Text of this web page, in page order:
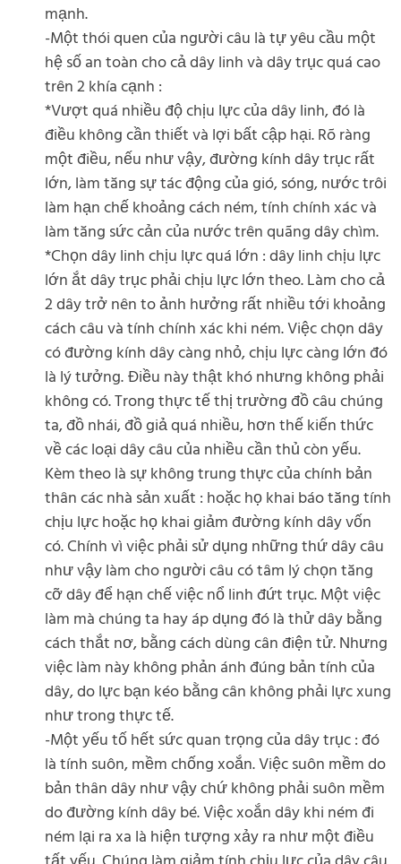
mạnh.
-Một thói quen của người câu là tự yêu cầu một
hệ số an toàn cho cả dây linh và dây trục quá cao
trên 2 khía cạnh :
*Vượt quá nhiều độ chịu lực của dây linh, đó là
điều không cần thiết và lợi bất cập hại. Rõ ràng
một điều, nếu như vậy, đường kính dây trục rất
lớn, làm tăng sự tác động của gió, sóng, nước trôi
làm hạn chế khoảng cách ném, tính chính xác và
làm tăng sức cản của nước trên quãng dây chìm.
*Chọn dây linh chịu lực quá lớn : dây linh chịu lực
lớn ắt dây trục phải chịu lực lớn theo. Làm cho cả
2 dây trở nên to ảnh hưởng rất nhiều tới khoảng
cách câu và tính chính xác khi ném. Việc chọn dây
có đường kính dây càng nhỏ, chịu lực càng lớn đó
là lý tưởng. Điều này thật khó nhưng không phải
không có. Trong thực tế thị trường đồ câu chúng
ta, đồ nhái, đồ giả quá nhiều, hơn thế kiến thức
về các loại dây câu của nhiều cần thủ còn yếu.
Kèm theo là sự không trung thực của chính bản
thân các nhà sản xuất : hoặc họ khai báo tăng tính
chịu lực hoặc họ khai giảm đường kính dây vốn
có. Chính vì việc phải sử dụng những thứ dây câu
như vậy làm cho người câu có tâm lý chọn tăng
cỡ dây để hạn chế việc nổ linh đứt trục. Một việc
làm mà chúng ta hay áp dụng đó là thử dây bằng
cách thắt nơ, bằng cách dùng cân điện tử. Nhưng
việc làm này không phản ánh đúng bản tính của
dây, do lực bạn kéo bằng cân không phải lực xung
như trong thực tế.
-Một yếu tố hết sức quan trọng của dây trục : đó
là tính suôn, mềm chống xoắn. Việc suôn mềm do
bản thân dây như vậy chứ không phải suôn mềm
do đường kính dây bé. Việc xoắn dây khi ném đi
ném lại ra xa là hiện tượng xảy ra như một điều